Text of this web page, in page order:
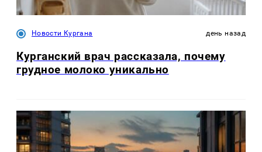
Новости Кургана день назад
Курганский врач рассказала, почему
грудное молоко уникально